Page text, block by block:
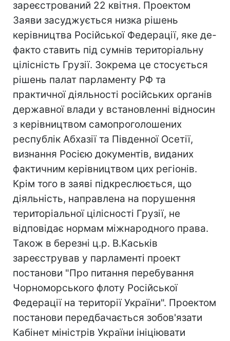
зареєстрований 22 квітня. Проектом
Заяви засуджується низка рішень
керівництва Російської Федерації, яке де-
факто ставить під сумнів територіальну
цілісність Грузії. Зокрема це стосується
рішень палат парламенту РФ та
практичної діяльності російських органів
державної влади у встановленні відносин
з керівництвом самопроголошених
республік Абхазії та Південної Осетії,
визнання Росією документів, виданих
фактичним керівництвом цих регіонів.
Крім того в заяві підкреслюється, що
діяльність, направлена на порушення
територіальної цілісності Грузії, не
відповідає нормам міжнародного права.
Також в березні ц.р. В.Каськів
зареєстрував у парламенті проект
постанови "Про питання перебування
Чорноморського флоту Російської
Федерації на території України". Проектом
постанови передбачається зобов'язати
Кабінет міністрів України ініціювати